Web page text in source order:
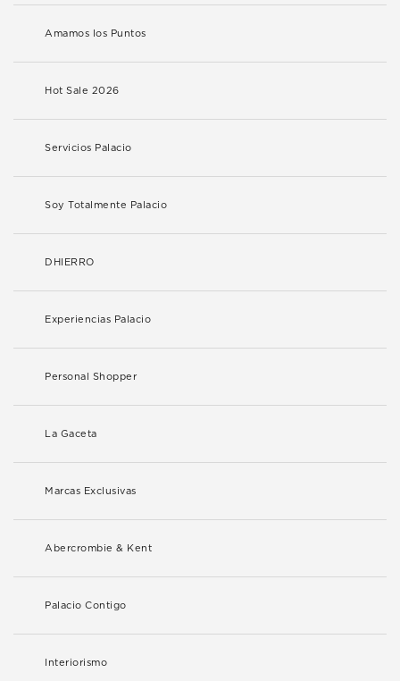
Amamos los Puntos
Hot Sale 2026
Servicios Palacio
Soy Totalmente Palacio
DHIERRO
Experiencias Palacio
Personal Shopper
La Gaceta
Marcas Exclusivas
Abercrombie & Kent
Palacio Contigo
Interiorismo